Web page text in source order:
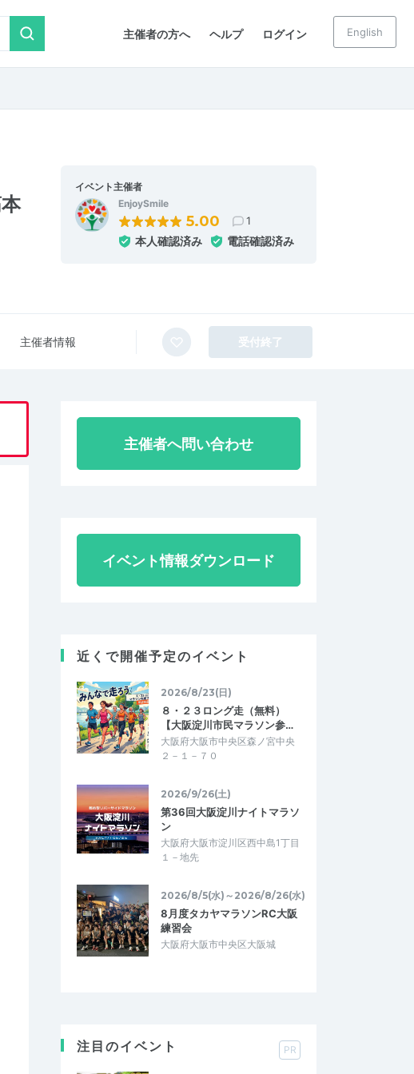
主催者の方へ ヘルプ ログイン English
イベント主催者
EnjoySmile
5.00 1
本人確認済み 電話確認済み
主催者情報 受付終了
主催者へ問い合わせ
イベント情報ダウンロード
近くで開催予定のイベント
2026/8/23(日)
８・２３ロング走（無料）
【大阪淀川市民マラソン参…
大阪府大阪市中央区森ノ宮中央
２－１－７０
2026/9/26(土)
第36回大阪淀川ナイトマラソ
ン
大阪府大阪市淀川区西中島1丁目
１－地先
2026/8/5(水)～2026/8/26(水)
8月度タカヤマラソンRC大阪
練習会
大阪府大阪市中央区大阪城
注目のイベント PR